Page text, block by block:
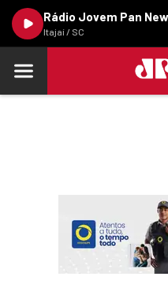
Rádio Jovem Pan
Itajaí / SC